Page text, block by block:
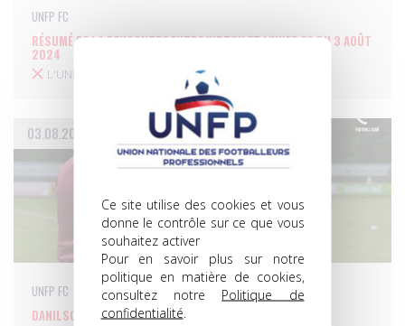
Ce site utilise des cookies et vous
donne le contrôle sur ce que vous
souhaitez activer
Pour en savoir plus sur notre
politique en matière de cookies,
consultez notre Politique de
confidentialité
UNFP FC
RÉSUMÉ DE LA RENCONTRE ENTRE VIRTON ET L'UNFP FC DU 3 AOÛT
2024
L'UNFP FC s'est inclinée 2 à 0 sur la…
03.08.2024
UNFP FC
DANILSON DA CRUZ SUR L'UNFP FC